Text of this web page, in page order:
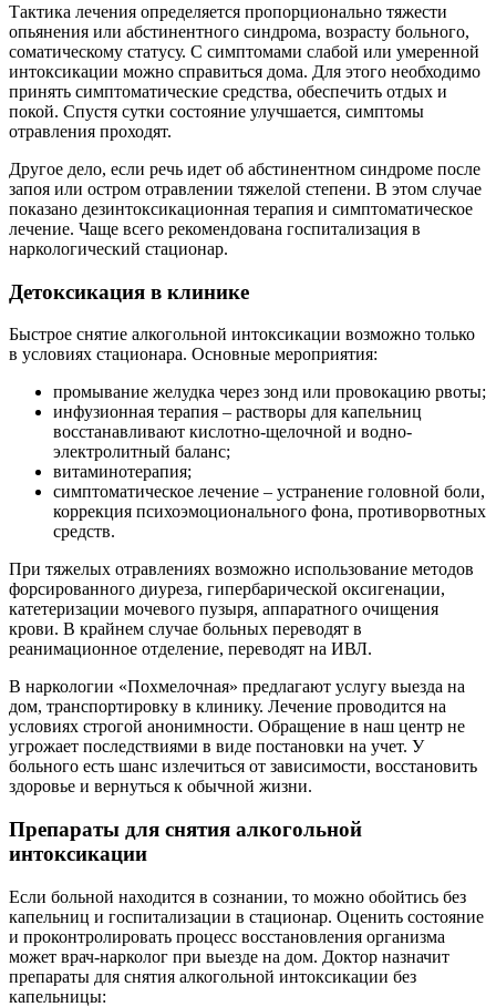
Тактика лечения определяется пропорционально тяжести
опьянения или абстинентного синдрома, возрасту больного,
соматическому статусу. С симптомами слабой или умеренной
интоксикации можно справиться дома. Для этого необходимо
принять симптоматические средства, обеспечить отдых и
покой. Спустя сутки состояние улучшается, симптомы
отравления проходят.
Другое дело, если речь идет об абстинентном синдроме после
запоя или остром отравлении тяжелой степени. В этом случае
показано дезинтоксикационная терапия и симптоматическое
лечение. Чаще всего рекомендована госпитализация в
наркологический стационар.
Детоксикация в клинике
Быстрое снятие алкогольной интоксикации возможно только
в условиях стационара. Основные мероприятия:
промывание желудка через зонд или провокацию рвоты;
инфузионная терапия – растворы для капельниц
восстанавливают кислотно-щелочной и водно-
электролитный баланс;
витаминотерапия;
симптоматическое лечение – устранение головной боли,
коррекция психоэмоционального фона, противорвотных
средств.
При тяжелых отравлениях возможно использование методов
форсированного диуреза, гипербарической оксигенации,
катетеризации мочевого пузыря, аппаратного очищения
крови. В крайнем случае больных переводят в
реанимационное отделение, переводят на ИВЛ.
В наркологии «Похмелочная» предлагают услугу выезда на
дом, транспортировку в клинику. Лечение проводится на
условиях строгой анонимности. Обращение в наш центр не
угрожает последствиями в виде постановки на учет. У
больного есть шанс излечиться от зависимости, восстановить
здоровье и вернуться к обычной жизни.
Препараты для снятия алкогольной
интоксикации
Если больной находится в сознании, то можно обойтись без
капельниц и госпитализации в стационар. Оценить состояние
и проконтролировать процесс восстановления организма
может врач-нарколог при выезде на дом. Доктор назначит
препараты для снятия алкогольной интоксикации без
капельницы: